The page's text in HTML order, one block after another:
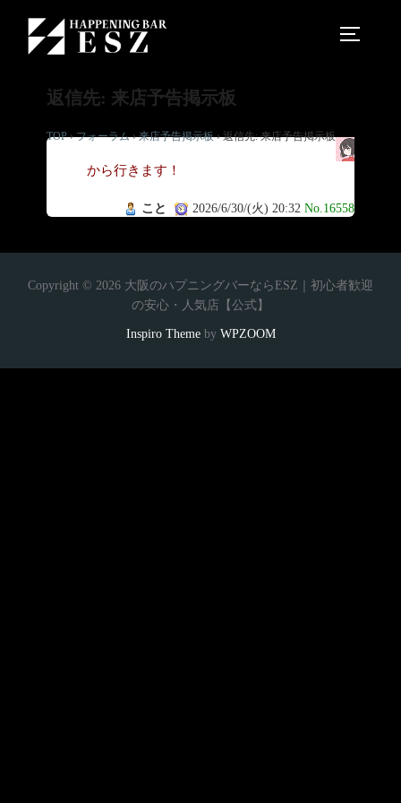
返信先: 来店予告掲示板
TOP › フォーラム › 来店予告掲示板 › 返信先: 来店予告掲示板
今
から行きます！
こと 2026/6/30/(火) 20:32 No.16558
Copyright © 2026 大阪のハプニングバーならESZ｜初心者歓迎
の安心・人気店【公式】
Inspiro Themeby WPZOOM